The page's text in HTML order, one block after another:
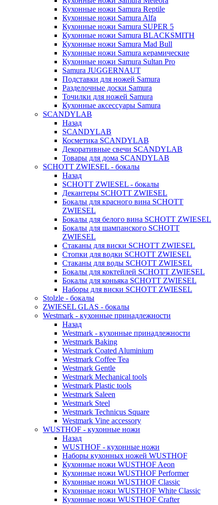
Кухонные ножи Samura Reptile
Кухонные ножи Samura Alfa
Кухонные ножи Samura SUPER 5
Кухонные ножи Samura BLACKSMITH
Кухонные ножи Samura Mad Bull
Кухонные ножи Samura керамические
Кухонные ножи Samura Sultan Pro
Samura JUGGERNAUT
Подставки для ножей Samura
Разделочные доски Samura
Точилки для ножей Samura
Кухонные аксессуары Samura
SCANDYLAB
Назад
SCANDYLAB
Косметика SCANDYLAB
Декоративные свечи SCANDYLAB
Товары для дома SCANDYLAB
SCHOTT ZWIESEL - бокалы
Назад
SCHOTT ZWIESEL - бокалы
Декантеры SCHOTT ZWIESEL
Бокалы для красного вина SCHOTT
ZWIESEL
Бокалы для белого вина SCHOTT ZWIESEL
Бокалы для шампанского SCHOTT
ZWIESEL
Стаканы для виски SCHOTT ZWIESEL
Стопки для водки SCHOTT ZWIESEL
Стаканы для воды SCHOTT ZWIESEL
Бокалы для коктейлей SCHOTT ZWIESEL
Бокалы для коньяка SCHOTT ZWIESEL
Наборы для виски SCHOTT ZWIESEL
Stolzle - бокалы
ZWIESEL GLAS - бокалы
Westmark - кухонные принадлежности
Назад
Westmark - кухонные принадлежности
Westmark Baking
Westmark Coated Aluminium
Westmark Coffee Tea
Westmark Gentle
Westmark Mechanical tools
Westmark Plastic tools
Westmark Saleen
Westmark Steel
Westmark Technicus Square
Westmark Vine accessory
WUSTHOF - кухонные ножи
Назад
WUSTHOF - кухонные ножи
Наборы кухонных ножей WUSTHOF
Кухонные ножи WUSTHOF Aeon
Кухонные ножи WUSTHOF Performer
Кухонные ножи WUSTHOF Classic
Кухонные ножи WUSTHOF White Classic
Кухонные ножи WUSTHOF Crafter